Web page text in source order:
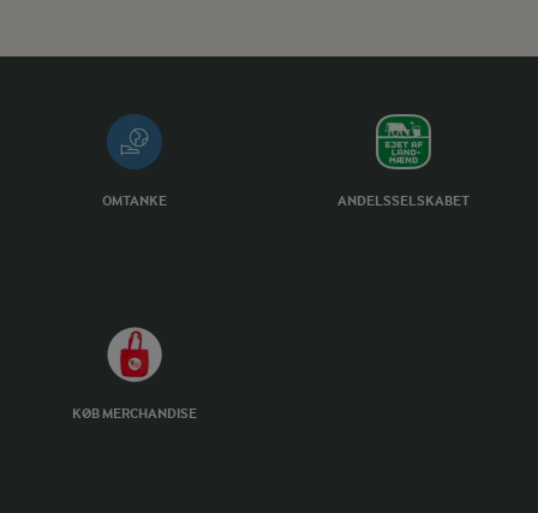
OMTANKE ANDELSSELSKABET
KØB MERCHANDISE